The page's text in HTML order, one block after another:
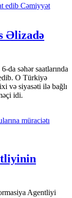
Cəmiyyət
Əlizadə
da səhər saatlarında
O Türkiyə
və siyasəti ilə bağlı
idi.
Agentliyi